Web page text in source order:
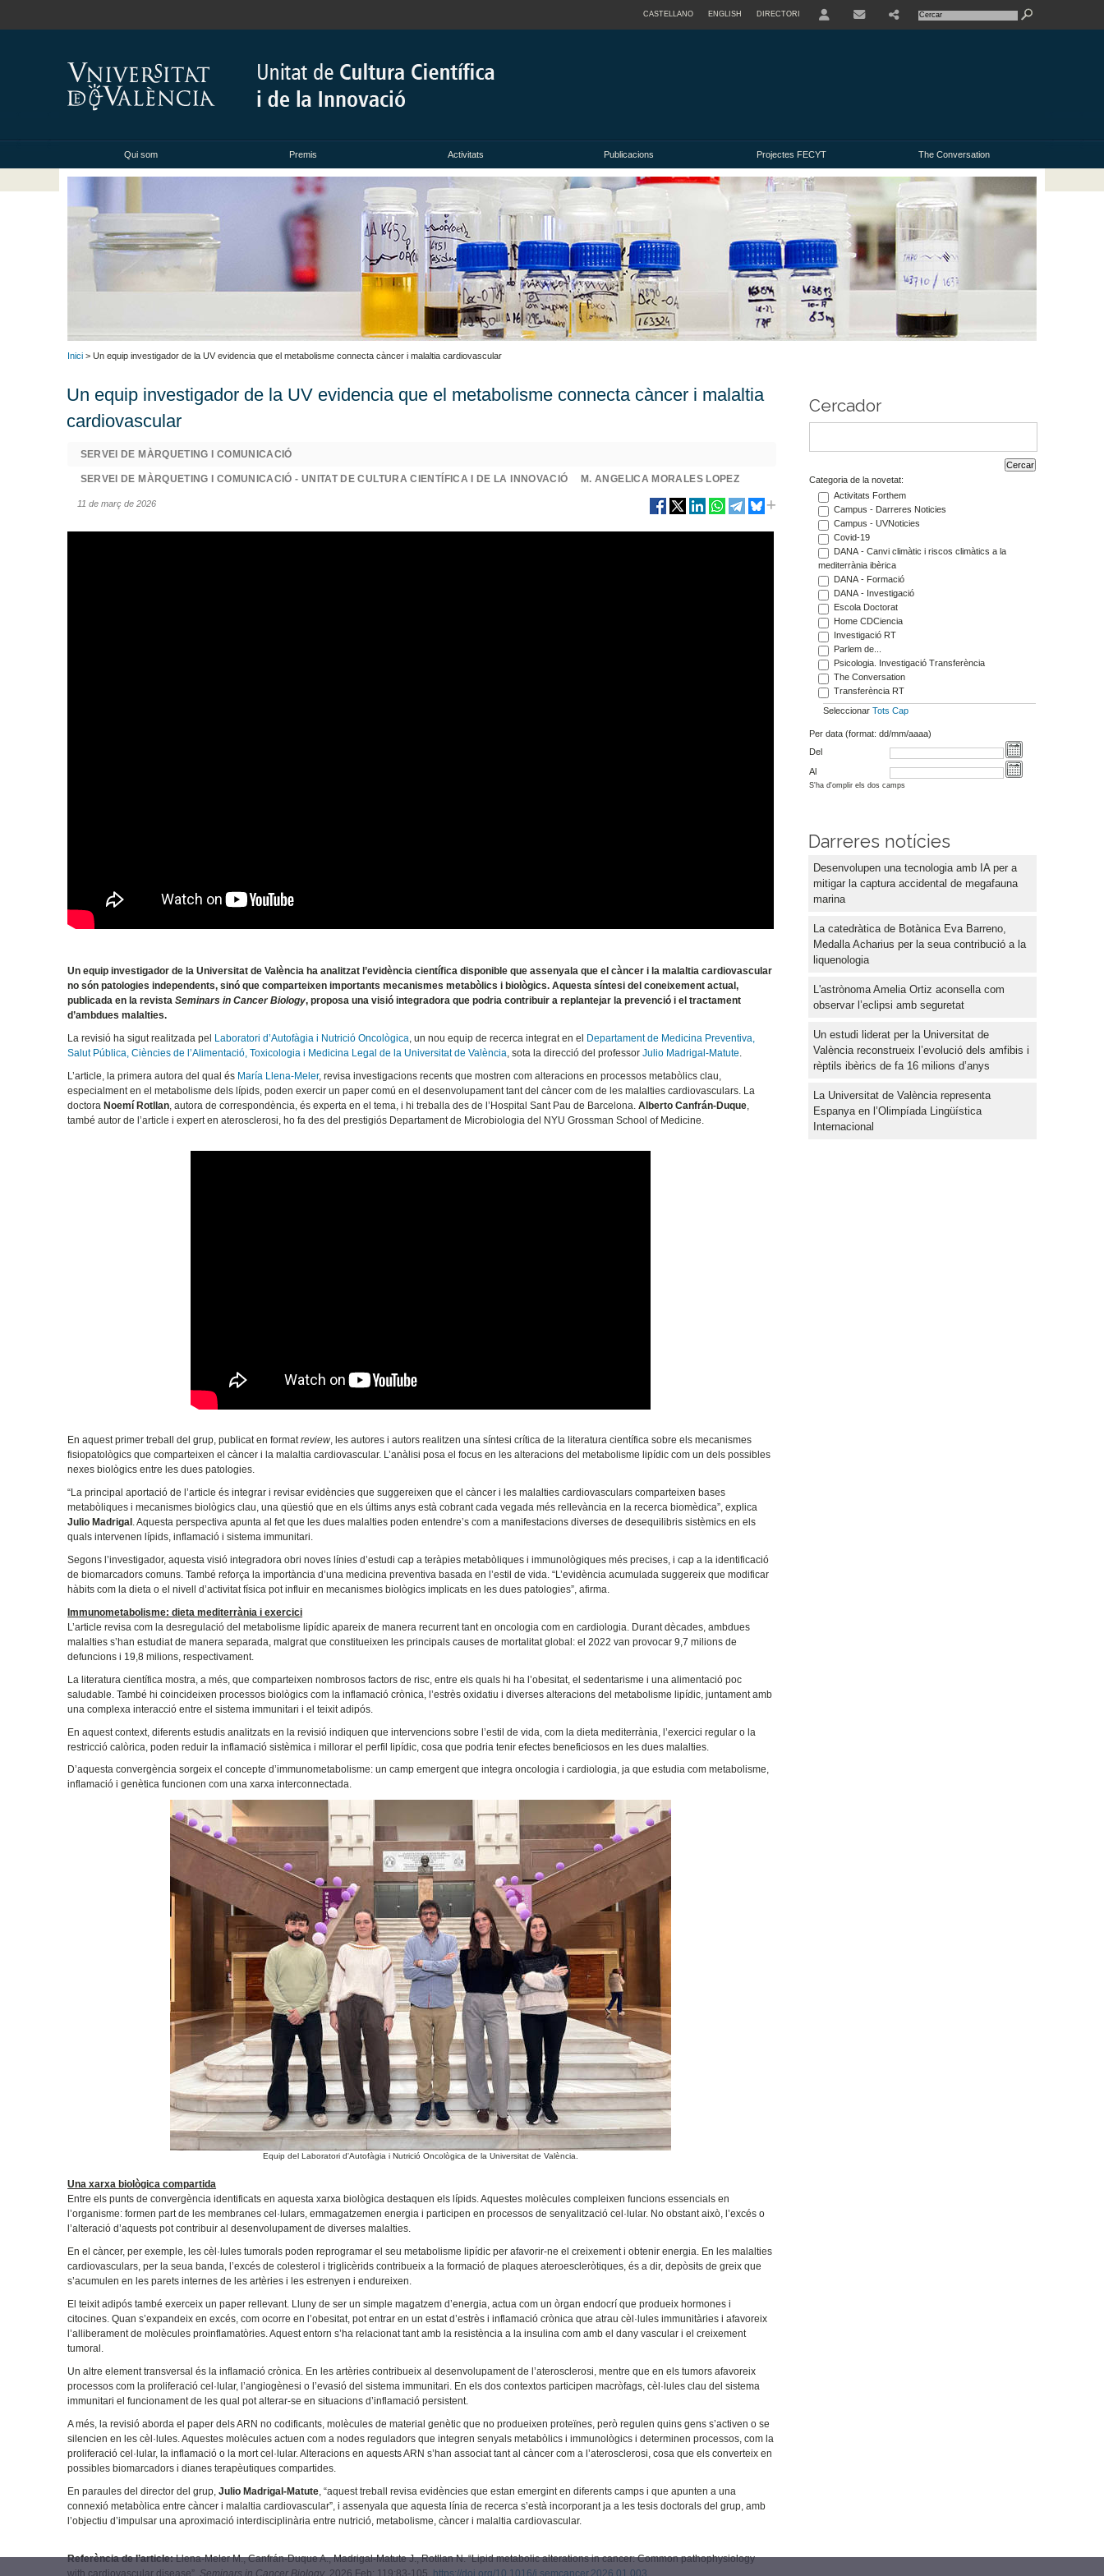
CASTELLANO ENGLISH DIRECTORI
Qui som Premis Activitats Publicacions Projectes FECYT The Conversation
Inici > Un equip investigador de la UV evidencia que el metabolisme connecta càncer i malaltia cardiovascular
Un equip investigador de la UV evidencia que el metabolisme connecta càncer i malaltia
cardiovascular
SERVEI DE MÀRQUETING I COMUNICACIÓ
SERVEI DE MÀRQUETING I COMUNICACIÓ - UNITAT DE CULTURA CIENTÍFICA I DE LA INNOVACIÓ M. ANGELICA MORALES LOPEZ
11 de març de 2026
Un equip investigador de la Universitat de València ha analitzat l’evidència científica disponible que assenyala que el càncer i la malaltia cardiovascular
no són patologies independents, sinó que comparteixen importants mecanismes metabòlics i biològics. Aquesta síntesi del coneixement actual,
publicada en la revistaSeminars in Cancer Biology, proposa una visió integradora que podria contribuir a replantejar la prevenció i el tractament
d’ambdues malalties.
La revisió ha sigut realitzada pel
Laboratori d’Autofàgia i Nutrició Oncològica, un nou equip de recerca integrat en el
Departament de Medicina Preventiva,
Salut Pública, Ciències de l’Alimentació, Toxicologia i Medicina Legal de la Universitat de València, sota la direcció del professorJulio Madrigal-Matute.
L’article, la primera autora del qual és María Llena-Meler, revisa investigacions recents que mostren com alteracions en processos metabòlics clau,
especialment en el metabolisme dels lípids, poden exercir un paper comú en el desenvolupament tant del càncer com de les malalties cardiovasculars. La
doctoraNoemí Rotllan, autora de correspondència, és experta en el tema, i hi treballa des de l’Hospital Sant Pau de Barcelona.Alberto Canfrán-Duque,
també autor de l’article i expert en aterosclerosi, ho fa des del prestigiós Departament de Microbiologia del NYU Grossman School of Medicine.
En aquest primer treball del grup, publicat en formatreview, les autores i autors realitzen una síntesi crítica de la literatura científica sobre els mecanismes
fisiopatològics que comparteixen el càncer i la malaltia cardiovascular. L’anàlisi posa el focus en les alteracions del metabolisme lipídic com un dels possibles
nexes biològics entre les dues patologies.
“La principal aportació de l’article és integrar i revisar evidències que suggereixen que el càncer i les malalties cardiovasculars comparteixen bases
metabòliques i mecanismes biològics clau, una qüestió que en els últims anys està cobrant cada vegada més rellevància en la recerca biomèdica”, explica
Julio Madrigal . Aquesta perspectiva apunta al fet que les dues malalties poden entendre’s com a manifestacions diverses de desequilibris sistèmics en els
quals intervenen lípids, inflamació i sistema immunitari.
Segons l’investigador, aquesta visió integradora obri noves línies d’estudi cap a teràpies metabòliques i immunològiques més precises, i cap a la identificació
de biomarcadors comuns. També reforça la importància d’una medicina preventiva basada en l’estil de vida. “L’evidència acumulada suggereix que modificar
hàbits com la dieta o el nivell d’activitat física pot influir en mecanismes biològics implicats en les dues patologies”, afirma.
Immunometabolisme: dieta mediterrània i exercici
L’article revisa com la desregulació del metabolisme lipídic apareix de manera recurrent tant en oncologia com en cardiologia. Durant dècades, ambdues
malalties s’han estudiat de manera separada, malgrat que constitueixen les principals causes de mortalitat global: el 2022 van provocar 9,7 milions de
defuncions i 19,8 milions, respectivament.
La literatura científica mostra, a més, que comparteixen nombrosos factors de risc, entre els quals hi ha l’obesitat, el sedentarisme i una alimentació poc
saludable. També hi coincideixen processos biològics com la inflamació crònica, l’estrès oxidatiu i diverses alteracions del metabolisme lipídic, juntament amb
una complexa interacció entre el sistema immunitari i el teixit adipós.
En aquest context, diferents estudis analitzats en la revisió indiquen que intervencions sobre l’estil de vida, com la dieta mediterrània, l’exercici regular o la
restricció calòrica, poden reduir la inflamació sistèmica i millorar el perfil lipídic, cosa que podria tenir efectes beneficiosos en les dues malalties.
D’aquesta convergència sorgeix el concepte d’immunometabolisme: un camp emergent que integra oncologia i cardiologia, ja que estudia com metabolisme,
inflamació i genètica funcionen com una xarxa interconnectada.
Equip del Laboratori d'Autofàgia i Nutrició Oncològica de la Universitat de València.
Una xarxa biològica compartida
Entre els punts de convergència identificats en aquesta xarxa biològica destaquen els lípids. Aquestes molècules compleixen funcions essencials en
l’organisme: formen part de les membranes cel·lulars, emmagatzemen energia i participen en processos de senyalització cel·lular. No obstant això, l’excés o
l’alteració d’aquests pot contribuir al desenvolupament de diverses malalties.
En el càncer, per exemple, les cèl·lules tumorals poden reprogramar el seu metabolisme lipídic per afavorir-ne el creixement i obtenir energia. En les malalties
cardiovasculars, per la seua banda, l’excés de colesterol i triglicèrids contribueix a la formació de plaques ateroescleròtiques, és a dir, depòsits de greix que
s’acumulen en les parets internes de les artèries i les estrenyen i endureixen.
El teixit adipós també exerceix un paper rellevant. Lluny de ser un simple magatzem d’energia, actua com un òrgan endocrí que produeix hormones i
citocines. Quan s’expandeix en excés, com ocorre en l’obesitat, pot entrar en un estat d’estrès i inflamació crònica que atrau cèl·lules immunitàries i afavoreix
l’alliberament de molècules proinflamatòries. Aquest entorn s’ha relacionat tant amb la resistència a la insulina com amb el dany vascular i el creixement
tumoral.
Un altre element transversal és la inflamació crònica. En les artèries contribueix al desenvolupament de l’aterosclerosi, mentre que en els tumors afavoreix
processos com la proliferació cel·lular, l’angiogènesi o l’evasió del sistema immunitari. En els dos contextos participen macròfags, cèl·lules clau del sistema
immunitari el funcionament de les qual pot alterar-se en situacions d’inflamació persistent.
A més, la revisió aborda el paper dels ARN no codificants, molècules de material genètic que no produeixen proteïnes, però regulen quins gens s’activen o se
silencien en les cèl·lules. Aquestes molècules actuen com a nodes reguladors que integren senyals metabòlics i immunològics i determinen processos, com la
proliferació cel·lular, la inflamació o la mort cel·lular. Alteracions en aquests ARN s’han associat tant al càncer com a l’aterosclerosi, cosa que els converteix en
possibles biomarcadors i dianes terapèutiques compartides.
En paraules del director del grup,Julio Madrigal-Matute, “aquest treball revisa evidències que estan emergint en diferents camps i que apunten a una
connexió metabòlica entre càncer i malaltia cardiovascular”, i assenyala que aquesta línia de recerca s’està incorporant ja a les tesis doctorals del grup, amb
l’objectiu d’impulsar una aproximació interdisciplinària entre nutrició, metabolisme, càncer i malaltia cardiovascular.
Referència de l’article:Llena-Meler M., Canfrán-Duque A., Madrigal-Matute J., Rotllan N. “Lipid metabolic alterations in cancer: Common pathophysiology
with cardiovascular disease”. Seminars in Cancer Biology . 2026 Feb; 119:83-105. https://doi.org/10.1016/j.semcancer.2026.01.003
Cercador
Categoria de la novetat:
Activitats Forthem
Campus - Darreres Noticies
Campus - UVNoticies
Covid-19
DANA - Canvi climàtic i riscos climàtics a la
mediterrània ibèrica
DANA - Formació
DANA - Investigació
Escola Doctorat
Home CDCiencia
Investigació RT
Parlem de...
Psicologia. Investigació Transferència
The Conversation
Transferència RT
Seleccionar Tots Cap
Per data (format: dd/mm/aaaa)
Del
Al
S'ha d'omplir els dos camps
Darreres notícies
Desenvolupen una tecnologia amb IA per a
mitigar la captura accidental de megafauna
marina
La catedràtica de Botànica Eva Barreno,
Medalla Acharius per la seua contribució a la
liquenologia
L'astrònoma Amelia Ortiz aconsella com
observar l’eclipsi amb seguretat
Un estudi liderat per la Universitat de
València reconstrueix l’evolució dels amfibis i
rèptils ibèrics de fa 16 milions d’anys
La Universitat de València representa
Espanya en l’Olimpíada Lingüística
Internacional